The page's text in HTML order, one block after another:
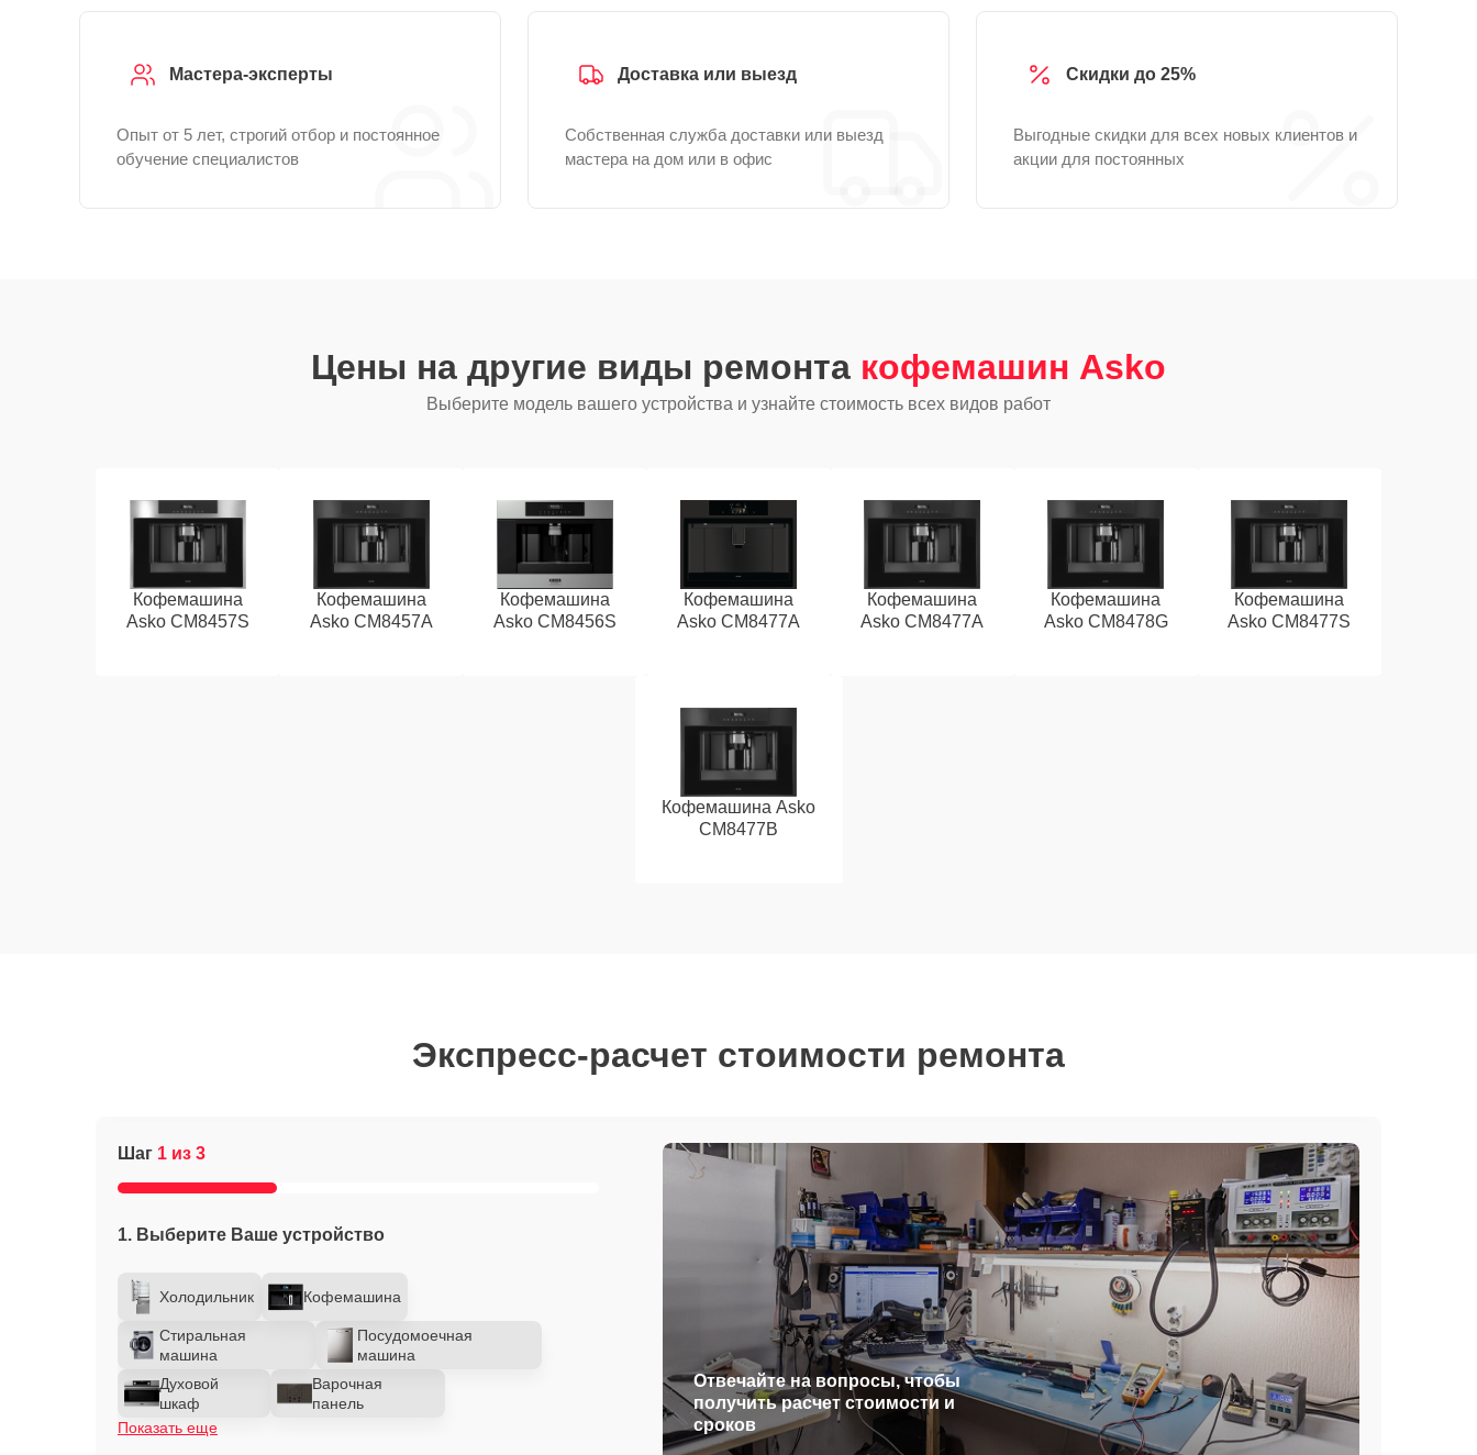
Мастера-эксперты
Опыт от 5 лет, строгий отбор и постоянное
обучение специалистов
Доставка или выезд
Собственная служба доставки или выезд
мастера на дом или в офис
Скидки до 25%
Выгодные скидки для всех новых клиентов и
акции для постоянных
Цены на другие виды ремонта кофемашин Asko
Выберите модель вашего устройства и узнайте стоимость всех видов работ
Кофемашина
Asko CM8457S
Кофемашина
Asko CM8457A
Кофемашина
Asko CM8456S
Кофемашина
Asko CM8477A
Кофемашина
Asko СМ8477А
Кофемашина
Asko CM8478G
Кофемашина
Asko CM8477S
Кофемашина Asko
CM8477B
Экспресс-расчет стоимости ремонта
Шаг 1 из 3
1. Выберите Ваше устройство
Холодильник Кофемашина
Стиральная
машина
Посудомоечная
машина
Духовой
шкаф
Варочная
панель
Показать еще
Отвечайте на вопросы, чтобы
получить расчет стоимости и
сроков